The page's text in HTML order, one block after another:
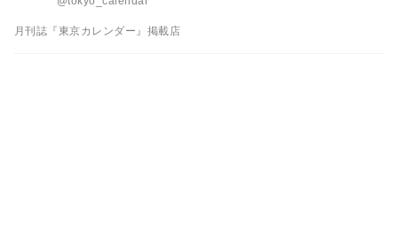
月刊誌『東京カレンダー』掲載店